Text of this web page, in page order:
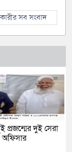
সব সংবাদ
প্রজন্মের দুই সেরা
অফিসার